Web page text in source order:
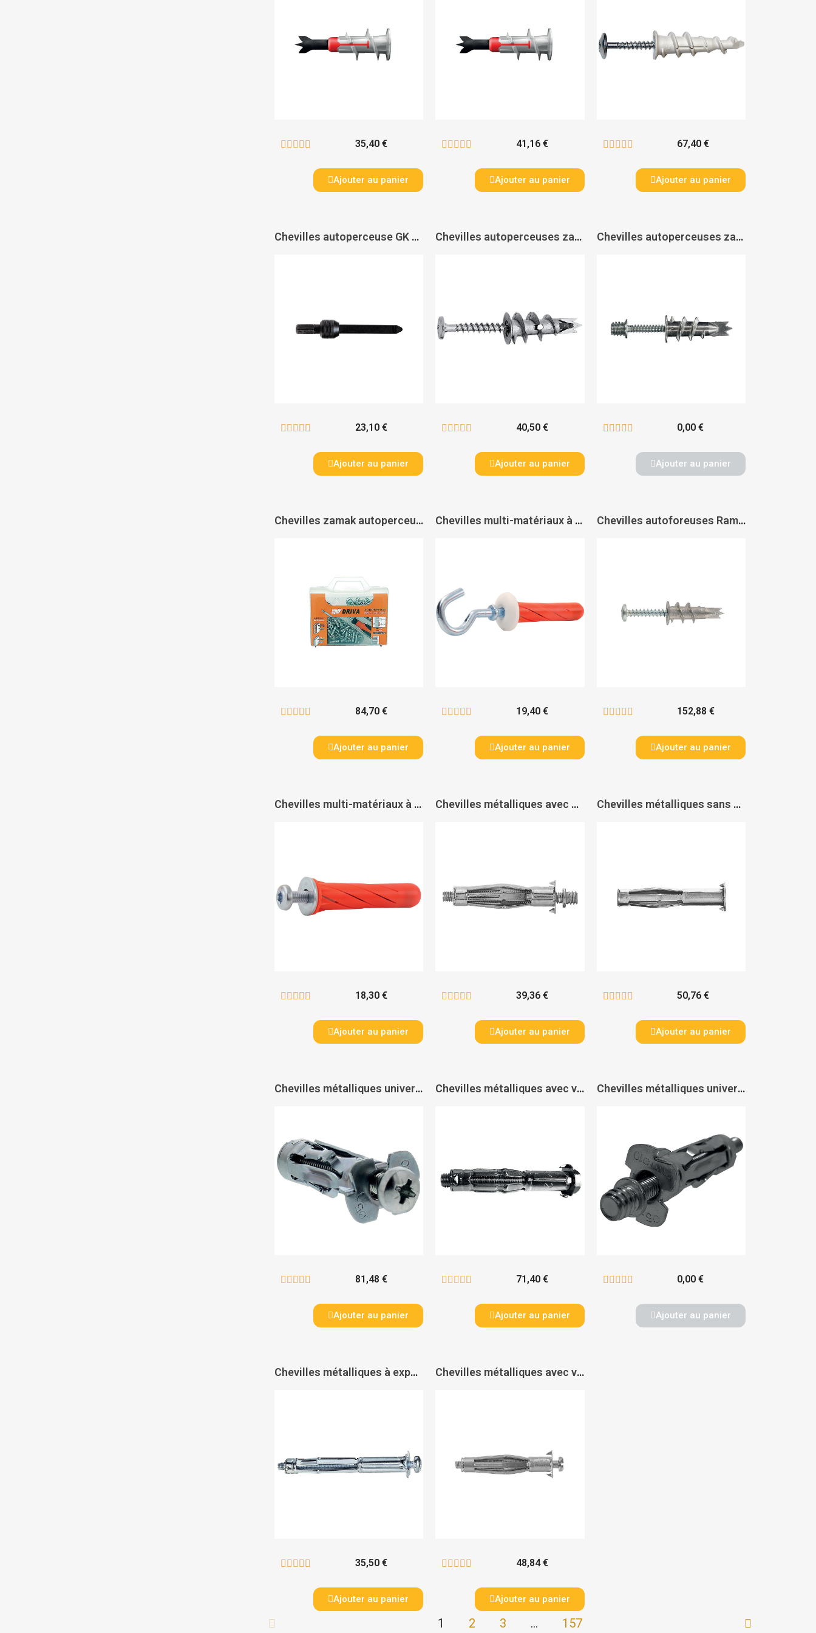
     35,40 €
Ajouter au panier
     41,16 €
Ajouter au panier
     67,40 €
Ajouter au panier
Chevilles autoperceuse GK plaque de plâtre - FISCHER
     23,10 €
Ajouter au panier
Chevilles autoperceuses zamak Driva - SPIT
     40,50 €
Ajouter au panier
Chevilles autoperceuses zamak avec pattes à vis RAMTWIST - RAM
     0,00 €
Ajouter au panier
Chevilles zamak autoperceuse Driva en coffret + tournevis - SPIT
     84,70 €
Ajouter au panier
Chevilles multi-matériaux à expansion avec crochet - G&B FISSAGGI
     19,40 €
Ajouter au panier
Chevilles autoforeuses Ramtwist - RAM
     152,88 €
Ajouter au panier
Chevilles multi-matériaux à expansion avec vis à tête cylindrique - G&B FISSAGGI
     18,30 €
Ajouter au panier
Chevilles métalliques avec patte à vis HM - FISCHER
     39,36 €
Ajouter au panier
Chevilles métalliques sans vis HM - FISCHER
     50,76 €
Ajouter au panier
Chevilles métalliques universelles toutes épaisseurs STELLIX avec vis - SPIT
     81,48 €
Ajouter au panier
Chevilles métalliques avec vis tête hexagonale HM - FISCHER
     71,40 €
Ajouter au panier
Chevilles métalliques universelles toutes épaisseurs STELLIX avec patte à vis - SPIT
     0,00 €
Ajouter au panier
Chevilles métalliques à expansion pour paroi double peau avec vis Molly Classique - MOLLY
     35,50 €
Ajouter au panier
Chevilles métalliques avec vis tête cylindrique HM - FISCHER
     48,84 €
Ajouter au panier
1 2 3 … 157